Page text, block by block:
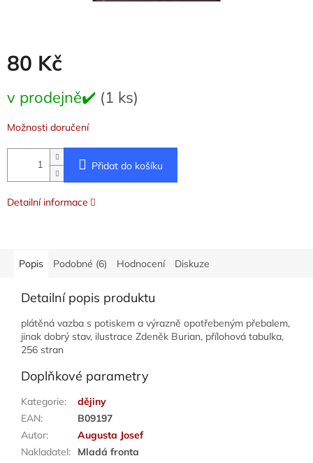
80 Kč
cena:
v prodejně✔️ (1 ks)
Možnosti doručení
Přidat do košíku
Detailní informace
Popis Podobné (6) Hodnocení Diskuze
Detailní popis produktu
plátěná vazba s potiskem a výrazně opotřebeným přebalem,
jinak dobrý stav, ilustrace Zdeněk Burian, přílohová tabulka,
256 stran
Doplňkové parametry
Kategorie:
dějiny
EAN:
B09197
Autor:
Augusta Josef
Nakladatel:
Mladá fronta